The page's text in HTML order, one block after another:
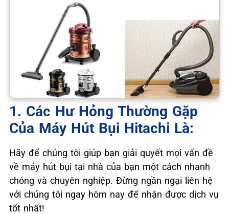
1. Các Hư Hỏng Thường Gặp
Của Máy Hút Bụi Hitachi Là:
Hãy để chúng tôi giúp bạn giải quyết mọi vấn đề
về máy hút bụi tại nhà của bạn một cách nhanh
chóng và chuyên nghiệp. Đừng ngần ngại liên hệ
với chúng tôi ngay hôm nay để nhận được dịch vụ
tốt nhất!